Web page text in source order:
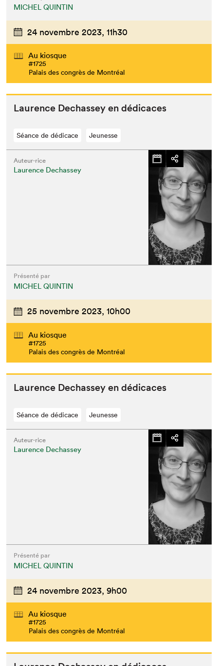
MICHEL QUINTIN
24 novembre 2023, 11h30
Au kiosque
#1725
Palais des congrès de Montréal
Lau­rence Dechas­sey en dédicaces
Séance de dédicace Jeunesse
Auteur·rice
Laurence Dechassey
Présenté par
MICHEL QUINTIN
25 novembre 2023, 10h00
Au kiosque
#1725
Palais des congrès de Montréal
Lau­rence Dechas­sey en dédicaces
Séance de dédicace Jeunesse
Auteur·rice
Laurence Dechassey
Présenté par
MICHEL QUINTIN
24 novembre 2023, 9h00
Au kiosque
#1725
Palais des congrès de Montréal